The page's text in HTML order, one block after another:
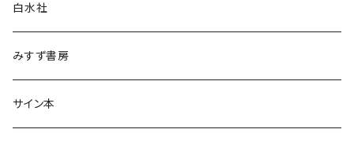
白水社
みすず書房
サイン本